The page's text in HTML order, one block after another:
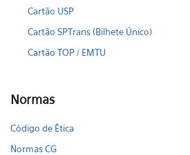
Cartão USP
Cartão SPTrans (Bilhete Único)
Cartão TOP / EMTU
Normas
Código de Ética
Normas CG